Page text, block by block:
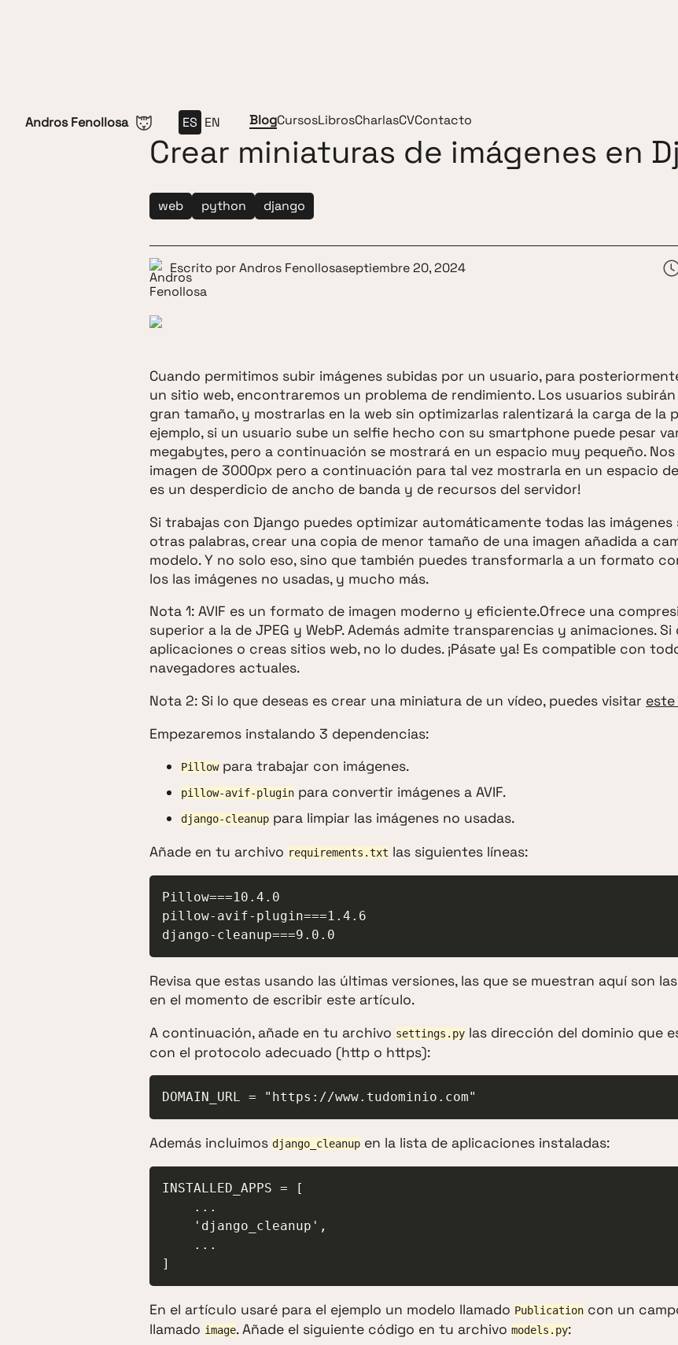
Saltar al contenido
Andros Fenollosa ES EN BlogCursosLibrosCharlasCVContacto
Crear miniaturas de imágenes en
web python django
Cuando permitimos subir imágenes subidas por un usuario, para
un sitio web, encontraremos un problema de rendimiento. Los usuarios
gran tamaño, y mostrarlas en la web sin optimizarlas ralentizará la carga de la
ejemplo, si un usuario sube un selfie hecho con su smartphone puede pesar
megabytes, pero a continuación se mostrará en un espacio muy pequeño.
imagen de 3000px pero a continuación para tal vez mostrarla en un espacio de
es un desperdicio de ancho de banda y de recursos del servidor!
Si trabajas con Django puedes optimizar automáticamente todas las imágenes
otras palabras, crear una copia de menor tamaño de una imagen añadida a
modelo. Y no solo eso, sino que también puedes transformarla a un formato
los las imágenes no usadas, y mucho más.
Nota 1: AVIF es un formato de imagen moderno y eficiente.Ofrece una
superior a la de JPEG y WebP. Además admite transparencias y animaciones. Si
aplicaciones o creas sitios web, no lo dudes. ¡Pásate ya! Es compatible con
navegadores actuales.
Nota 2: Si lo que deseas es crear una miniatura de un vídeo, puedes visitar
Empezaremos instalando 3 dependencias:
Pillowpara trabajar con imágenes.
pillow-avif-plugin para convertir imágenes a AVIF.
django-cleanup para limpiar las imágenes no usadas.
Añade en tu archivo requirements.txt las siguientes líneas:
Pillow===10.4.0
pillow-avif-plugin===1.4.6
django-cleanup===9.0.0
Revisa que estas usando las últimas versiones, las que se muestran aquí son
en el momento de escribir este artículo.
A continuación, añade en tu archivo settings.py las dirección del dominio que
con el protocolo adecuado (http o https):
DOMAIN_URL = "https://www.tudominio.com"
Además incluimos django_cleanup en la lista de aplicaciones instaladas:
INSTALLED_APPS = [
]
En el artículo usaré para el ejemplo un modelo llamado Publication con un
llamado image. Añade el siguiente código en tu archivo models.py:
Escrito porAndros Fenollosaseptiembre 20, 2024